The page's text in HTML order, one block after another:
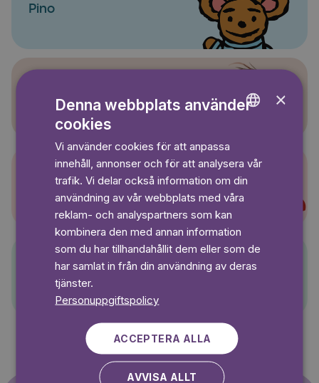
Pino
Sagasagor
Super-Charlie
Pelle Svanslös
×
Denna webbplats använder
cookies
Vi använder cookies för att anpassa
innehåll, annonser och för att analysera vår
trafik. Vi delar också information om din
användning av vår webbplats med våra
reklam- och analyspartners som kan
kombinera den med annan information
som du har tillhandahållit dem eller som de
har samlat in från din användning av deras
tjänster.
Personuppgiftspolicy
ACCEPTERA ALLA
AVVISA ALLT